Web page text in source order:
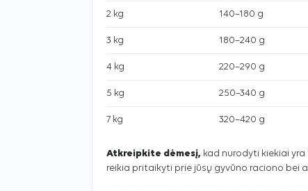
2 kg 140–180 g
3 kg 180–240 g
4 kg 220–290 g
5 kg 250–340 g
7 kg 320–420 g
Atkreipkite dėmesį, kad nurodyti kiekiai
reikia pritaikyti prie jūsų gyvūno raciono bei